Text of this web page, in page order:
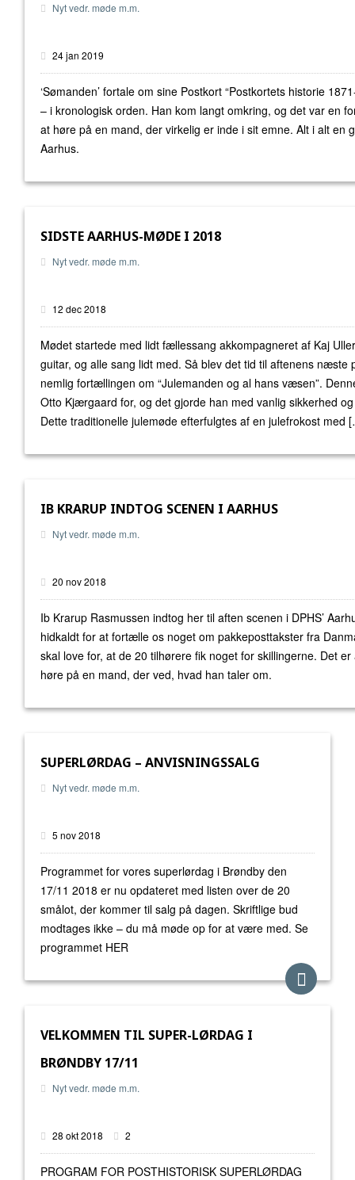
Nyt vedr. møde m.m.
24 jan 2019
‘Sømanden’ fortale om sine Postkort “Postkortets historie
– i kronologisk orden. Han kom langt omkring, og det var en
at høre på en mand, der virkelig er inde i sit emne. Alt i alt en
Aarhus.
SIDSTE AARHUS-MØDE I 2018
Nyt vedr. møde m.m.
12 dec 2018
Mødet startede med lidt fællessang akkompagneret af Kaj
guitar, og alle sang lidt med. Så blev det tid til aftenens næste
nemlig fortællingen om “Julemanden og al hans væsen”.
Otto Kjærgaard for, og det gjorde han med vanlig sikkerhed
Dette traditionelle julemøde efterfulgtes af en julefrokost med
IB KRARUP INDTOG SCENEN I AARHUS
Nyt vedr. møde m.m.
20 nov 2018
Ib Krarup Rasmussen indtog her til aften scenen i DPHS’
hidkaldt for at fortælle os noget om pakkeposttakster fra
skal love for, at de 20 tilhørere fik noget for skillingerne. Det
høre på en mand, der ved, hvad han taler om.
SUPERLØRDAG – ANVISNINGSSALG
Nyt vedr. møde m.m.
5 nov 2018
Programmet for vores superlørdag i Brøndby den
17/11 2018 er nu opdateret med listen over de 20
smålot, der kommer til salg på dagen. Skriftlige bud
modtages ikke – du må møde op for at være med. Se
programmet HER
VELKOMMEN TIL SUPER-LØRDAG I
BRØNDBY 17/11
Nyt vedr. møde m.m.
28 okt 2018 2
PROGRAM FOR POSTHISTORISK SUPERLØRDAG